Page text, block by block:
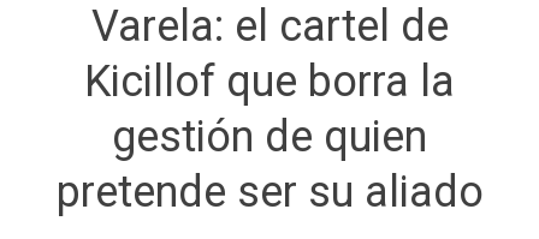
Varela: el cartel de
Kicillof que borra la
gestión de quien
pretende ser su aliado